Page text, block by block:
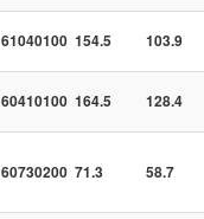
61040100 154.5 103.9
60410100 164.5 128.4
60730200 71.3 58.7